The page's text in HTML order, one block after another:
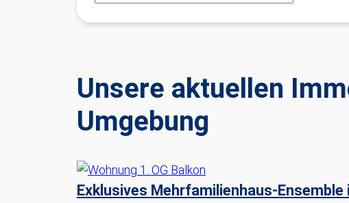
Unsere aktuellen
Umgebung
Exklusives Mehrfamilienhaus-